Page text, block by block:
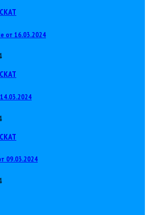
от 16.03.2024
09.03.2024